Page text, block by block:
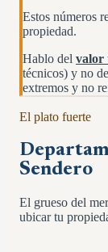
Estos números
propiedad.
Hablo del valor
técnicos) y no
extremos y no
El plato fuerte
Sendero
El grueso del
ubicar tu